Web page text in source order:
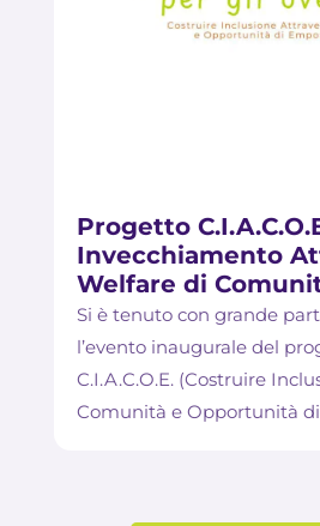
Progetto
Invecchiamento
Welfare di
Si è tenuto con grande
l’evento inaugurale del
C.I.A.C.O.E. (Costruire
Comunità e Opportunità